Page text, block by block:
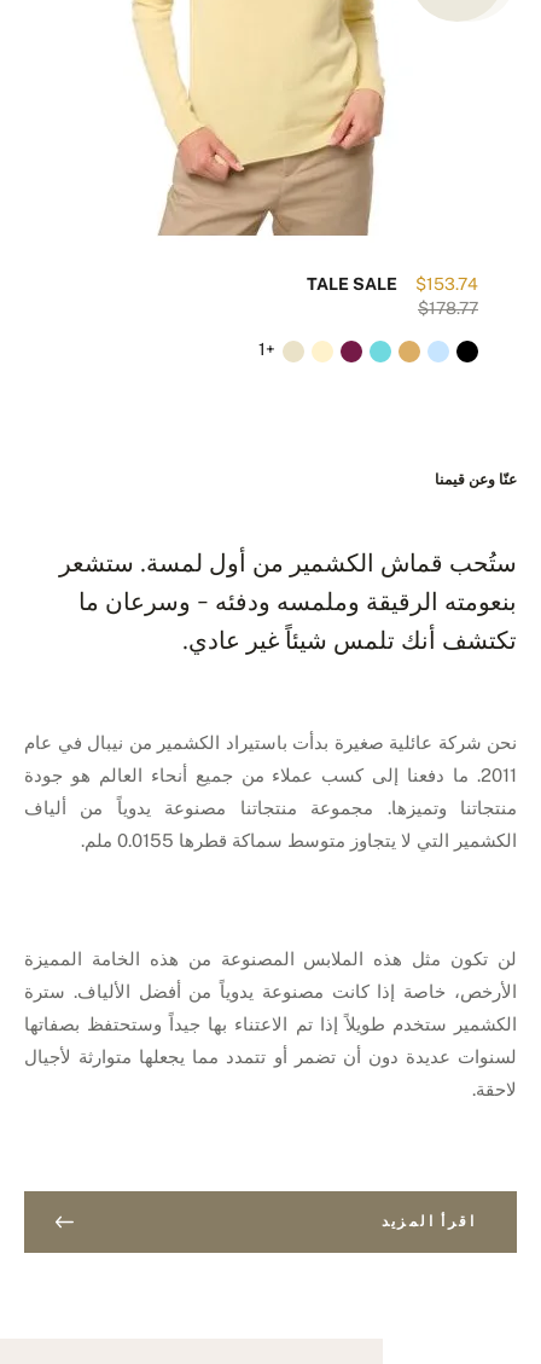
$153.74
$178.77
TALE SALE
+1
عنّا وعن قيمنا
ستُحب قماش الكشمير من أول لمسة. ستشعر
بنعومته الرقيقة وملمسه ودفئه - وسرعان ما
تكتشف أنك تلمس شيئاً غير عادي.
نحن شركة عائلية صغيرة بدأت باستيراد الكشمير من نيبال في عام
2011. ما دفعنا إلى كسب عملاء من جميع أنحاء العالم هو جودة
منتجاتنا وتميزها. مجموعة منتجاتنا مصنوعة يدوياً من ألياف
الكشمير التي لا يتجاوز متوسط سماكة قطرها 0.0155 ملم.
لن تكون مثل هذه الملابس المصنوعة من هذه الخامة المميزة
الأرخص، خاصة إذا كانت مصنوعة يدوياً من أفضل الألياف. سترة
الكشمير ستخدم طويلاً إذا تم الاعتناء بها جيداً وستحتفظ بصفاتها
لسنوات عديدة دون أن تضمر أو تتمدد مما يجعلها متوارثة لأجيال
لاحقة.
اقرأ المزيد